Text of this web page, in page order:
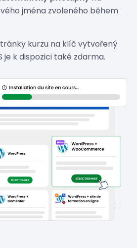
jména zvoleného během
kurzu na klíč vytvořený
je k dispozici také zdarma.